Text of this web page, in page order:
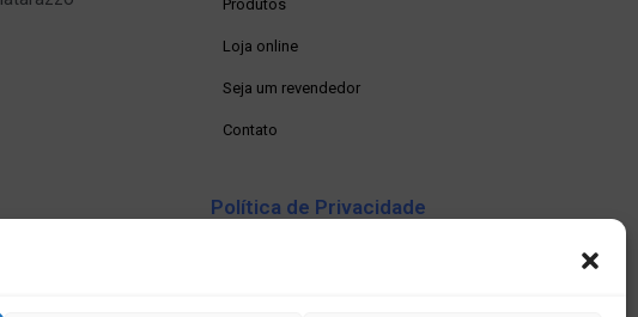
Produtos
Loja online
Seja um revendedor
Contato
Política de Privacidade